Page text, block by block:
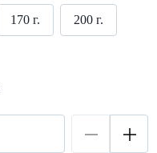
170 г. 200 г.